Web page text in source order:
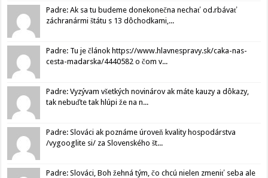
Padre: Ak sa tu budeme donekonečna nechať od.rbávať
záchranármi štátu s 13 dôchodkami,...
Padre: Tu je článok https://www.hlavnespravy.sk/caka-nas-
cesta-madarska/4440582 o čom v...
Padre: Vyzývam všetkých novinárov ak máte kauzy a dôkazy,
tak nebuďte tak hlúpi že na n...
Padre: Slováci ak poznáme úroveň kvality hospodárstva
/vygooglite si/ za Slovenského št...
Padre: Slováci, Boh žehná tým, čo chcú nielen zmeniť seba ale